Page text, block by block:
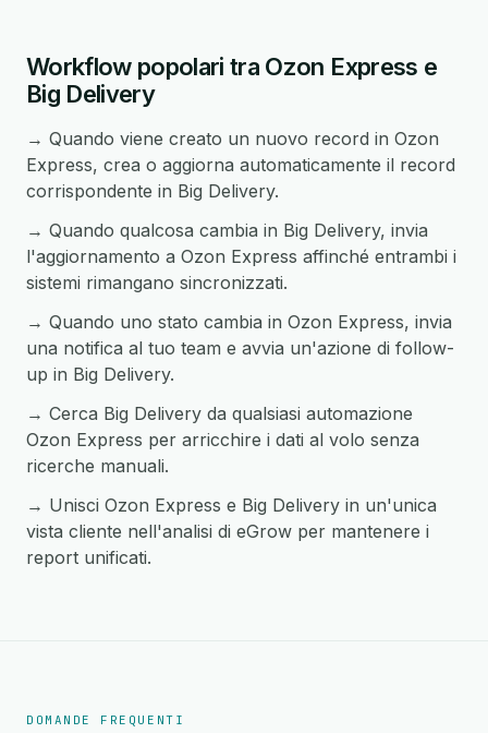
Workflow popolari tra Ozon Express e
Big Delivery
→ Quando viene creato un nuovo record in Ozon
Express, crea o aggiorna automaticamente il record
corrispondente in Big Delivery.
→ Quando qualcosa cambia in Big Delivery, invia
l'aggiornamento a Ozon Express affinché entrambi i
sistemi rimangano sincronizzati.
→ Quando uno stato cambia in Ozon Express, invia
una notifica al tuo team e avvia un'azione di follow-
up in Big Delivery.
→ Cerca Big Delivery da qualsiasi automazione
Ozon Express per arricchire i dati al volo senza
ricerche manuali.
→ Unisci Ozon Express e Big Delivery in un'unica
vista cliente nell'analisi di eGrow per mantenere i
report unificati.
DOMANDE FREQUENTI